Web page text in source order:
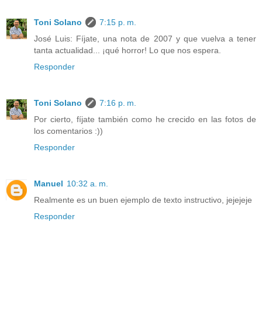
Toni Solano
7:15 p. m.
José Luis: Fíjate, una nota de 2007 y que vuelva a tener
tanta actualidad... ¡qué horror! Lo que nos espera.
Responder
Toni Solano
7:16 p. m.
Por cierto, fíjate también como he crecido en las fotos de
los comentarios :))
Responder
Manuel 10:32 a. m.
Realmente es un buen ejemplo de texto instructivo, jejejeje
Responder